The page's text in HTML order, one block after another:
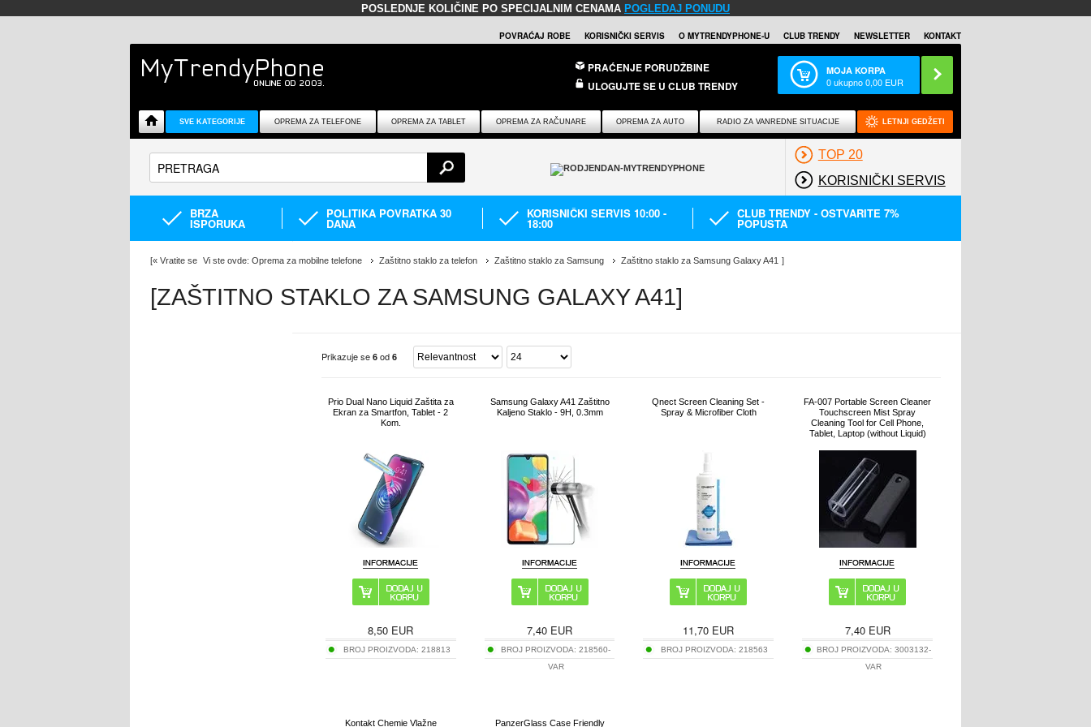
POSLEDNJE KOLIČINE PO SPECIJALNIM CENAMA POGLEDAJ PONUDU
POVRAĆAJ ROBE KORISNIČKI SERVIS O MYTRENDYPHONE-U CLUB TRENDY NEWSLETTER KONTAKT
PRAĆENJE PORUDŽBINE
ULOGUJTE SE U CLUB TRENDY
MOJA KORPA
0ukupno0,00 EUR
SVE KATEGORIJE OPREMA ZA TELEFONE OPREMA ZA TABLET OPREMA ZA RAČUNARE OPREMA ZA AUTO RADIO ZA VANREDNE SITUACIJE LETNJI GEDŽETI
TOP 20
KORISNIČKI SERVIS
BRZA
ISPORUKA
POLITIKA POVRATKA 30
DANA
KORISNIČKI SERVIS 10:00 -
18:00
CLUB TRENDY - OSTVARITE 7%
POPUSTA
[« Vratite se Vi ste ovde: Oprema za mobilne telefone Zaštitno staklo za telefon Zaštitno staklo za Samsung Zaštitno staklo za Samsung Galaxy A41 ]
[ZAŠTITNO STAKLO ZA SAMSUNG GALAXY A41]
Prikazuje se 6 od 6
Prio Dual Nano Liquid Zaštita za
Ekran za Smartfon, Tablet - 2
Kom.
8,50 EUR
BROJ PROIZVODA: 218813
Samsung Galaxy A41 Zaštitno
Kaljeno Staklo - 9H, 0.3mm
7,40 EUR
BROJ PROIZVODA:218560-
VAR
Qnect Screen Cleaning Set -
Spray & Microfiber Cloth
11,70 EUR
BROJ PROIZVODA:218563
FA-007 Portable Screen Cleaner
Touchscreen Mist Spray
Cleaning Tool for Cell Phone,
Tablet, Laptop (without Liquid)
7,40EUR
BROJ PROIZVODA: 3003132-
VAR
Kontakt Chemie Vlažne
PanzerGlass Case Friendly